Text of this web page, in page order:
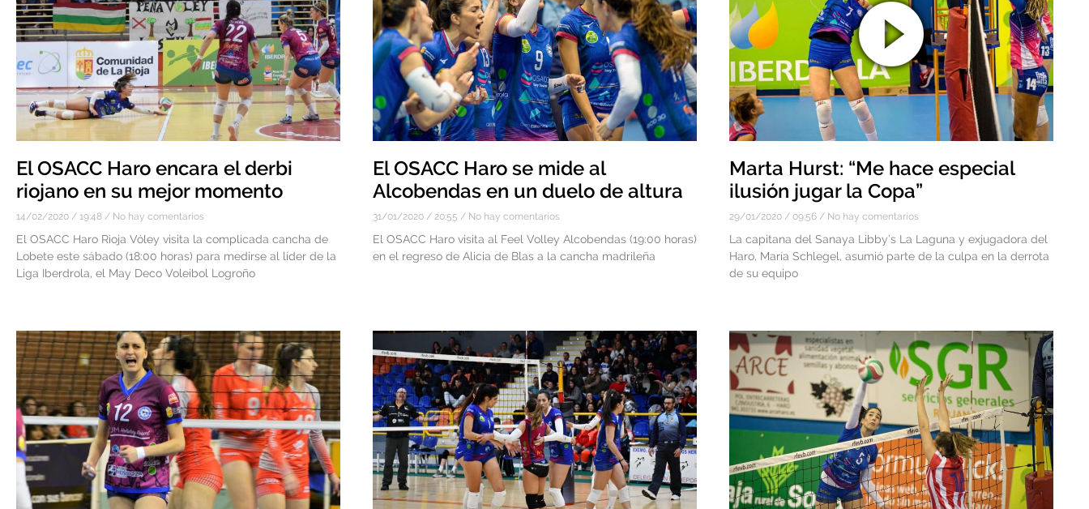
El OSACC Haro encara el derbi
riojano en su mejor momento
14/02/2020 19:48 No hay comentarios
El OSACC Haro Rioja Vóley visita la complicada cancha de
Lobete este sábado (18:00 horas) para medirse al líder de la
Liga Iberdrola, el May Deco Voleibol Logroño
El OSACC Haro se mide al
Alcobendas en un duelo de altura
31/01/2020 20:55 No hay comentarios
El OSACC Haro visita al Feel Volley Alcobendas (19:00 horas)
en el regreso de Alicia de Blas a la cancha madrileña
Marta Hurst: “Me hace especial
ilusión jugar la Copa”
29/01/2020 09:56 No hay comentarios
La capitana del Sanaya Libby’s La Laguna y exjugadora del
Haro, María Schlegel, asumió parte de la culpa en la derrota
de su equipo